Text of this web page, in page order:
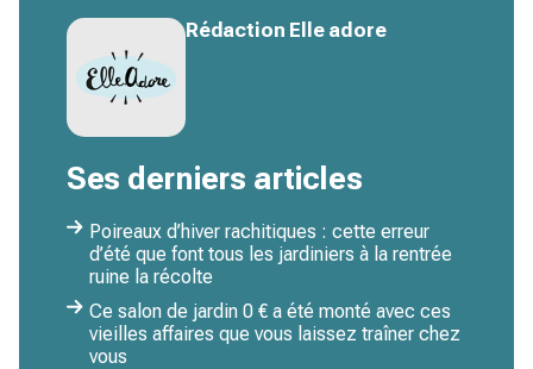
Rédaction Elle adore
Ses derniers articles
Poireaux d’hiver rachitiques : cette erreur
d’été que font tous les jardiniers à la rentrée
ruine la récolte
Ce salon de jardin 0 € a été monté avec ces
vieilles affaires que vous laissez traîner chez
vous